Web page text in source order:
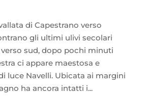
di Capestrano verso
gli ultimi ulivi secolari
sud, dopo pochi minuti
ci appare maestosa e
luce Navelli. Ubicata ai margini
ha ancora intatti i...